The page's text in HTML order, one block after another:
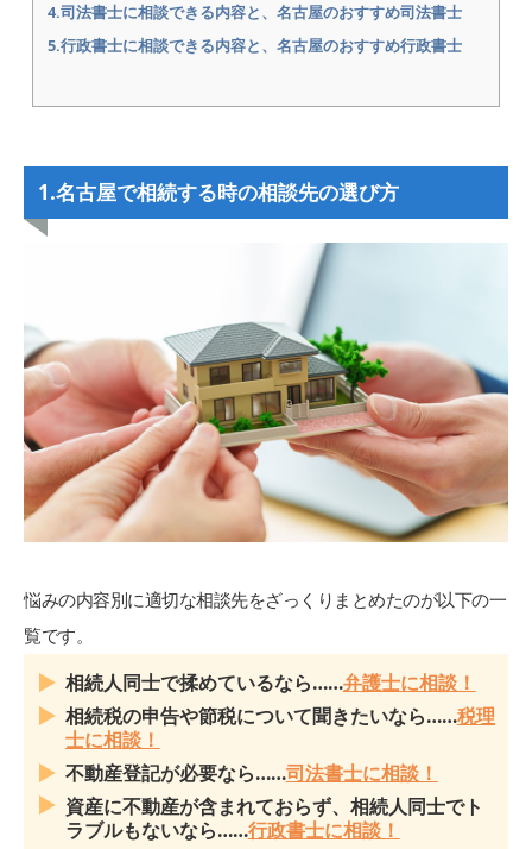
4.司法書士に相談できる内容と、名古屋のおすすめ司法書士
5.行政書士に相談できる内容と、名古屋のおすすめ行政書士
1.名古屋で相続する時の相談先の選び方
悩みの内容別に適切な相談先をざっくりまとめたのが以下の一
覧です。
相続人同士で揉めているなら……弁護士に相談！
相続税の申告や節税について聞きたいなら……税理
士に相談！
不動産登記が必要なら……司法書士に相談！
資産に不動産が含まれておらず、相続人同士でト
ラブルもないなら……行政書士に相談！